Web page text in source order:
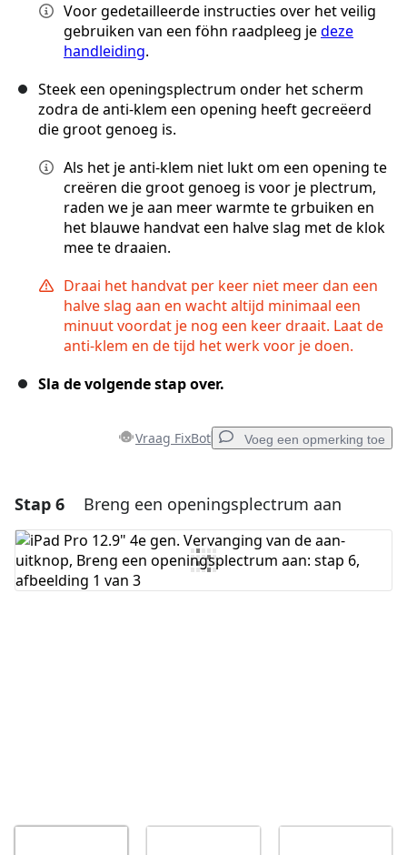
Voor gedetailleerde instructies over het veilig
gebruiken van een föhn raadpleeg jedeze
handleiding.
Steek een openingsplectrum onder het scherm
zodra de anti-klem een opening heeft gecreëerd
die groot genoeg is.
Als het je anti-klem niet lukt om een opening te
creëren die groot genoeg is voor je plectrum,
raden we je aan meer warmte te grbuiken en
het blauwe handvat een halve slag met de klok
mee te draaien.
Draai het handvat per keer niet meer dan een
halve slag aan en wacht altijd minimaal een
minuut voordat je nog een keer draait. Laat de
anti-klem en de tijd het werk voor je doen.
Sla de volgende stap over.
Vraag FixBot Voeg een opmerking toe
Voeg een opmerking toe
Voeg opmerking toe
Stap 6 Breng een openingsplectrum aan